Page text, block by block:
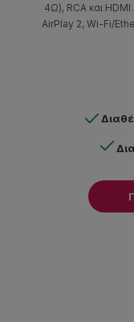
4Ω), RCA και
AirPlay 2, Wi-Fi/